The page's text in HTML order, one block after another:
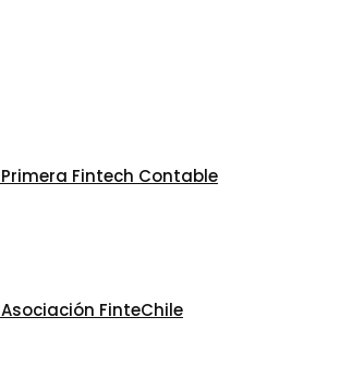
Primera Fintech Contable
Asociación FinteChile